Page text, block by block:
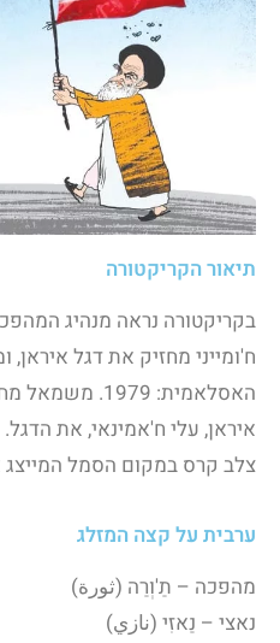
תיאור הקריקטורה
בקריקטורה נראה מנהיג
ח'ומייני מחזיק את דגל
האסלאמית:
צלב קרס במקום הסמל
ערבית על קצה המזלג
מהפכה – תַ'וְרַה (ثورة)
נאצי – נַאזִי (نازي)